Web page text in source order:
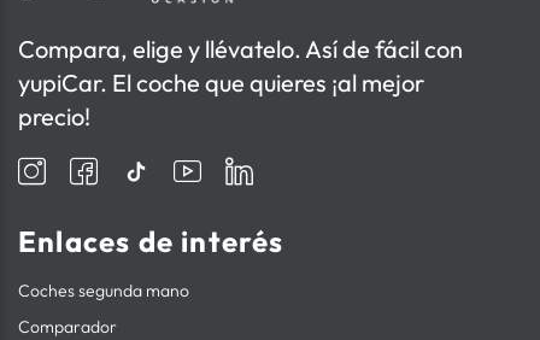
Compara, elige y llévatelo. Así de fácil con
yupiCar. El coche que quieres ¡al mejor
precio!
Enlaces de interés
Coches segunda mano
Comparador